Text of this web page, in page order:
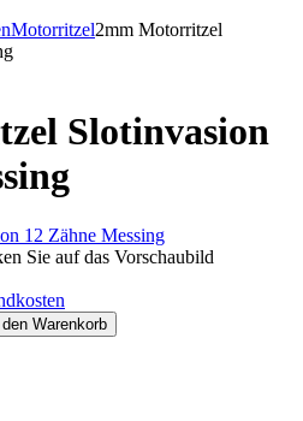
Motorritzel2mm Motorritzel
Slotinvasion
Sie auf das Vorschaubild
den Warenkorb